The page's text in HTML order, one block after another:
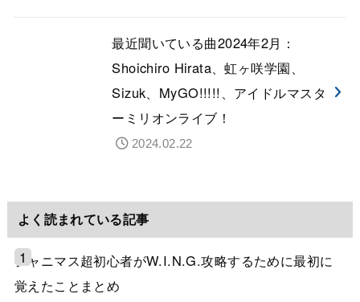
最近聞いている曲2024年2月：
Shoichiro Hirata、虹ヶ咲学園、
Sizuk、MyGO!!!!!、アイドルマスタ
ーミリオンライブ！
2024.02.22
よく読まれている記事
シャニマス超初心者がW.I.N.G.攻略するために最初に
覚えたことまとめ